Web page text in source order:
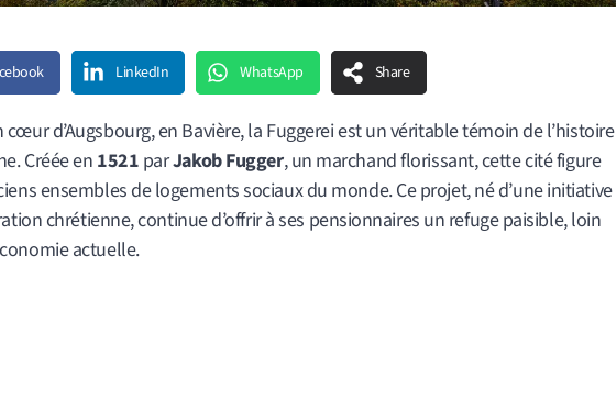
LinkedIn WhatsApp Share
d’Augsbourg, en Bavière, la Fuggerei est un véritable témoin de l’histoire
Créée en1521 parJakob Fugger, un marchand florissant, cette cité figure
ensembles de logements sociaux du monde. Ce projet, né d’une initiative
chrétienne, continue d’offrir à ses pensionnaires un refuge paisible, loin
actuelle.